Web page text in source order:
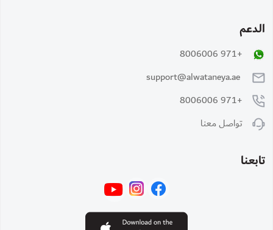
الدعم
+971 8006006
support@alwataneya.ae
+971 8006006
تواصل معنا
تابعنا